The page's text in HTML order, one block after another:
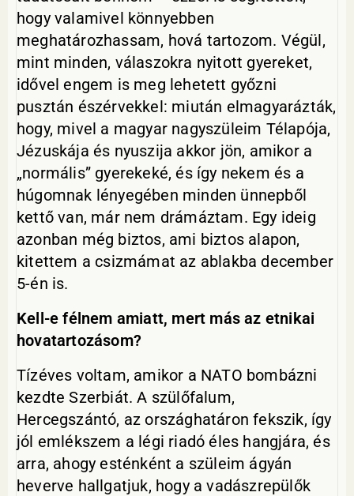
hogy valamivel könnyebben
meghatározhassam, hová tartozom. Végül,
mint minden, válaszokra nyitott gyereket,
idővel engem is meg lehetett győzni
pusztán észérvekkel: miután elmagyarázták,
hogy, mivel a magyar nagyszüleim Télapója,
Jézuskája és nyuszija akkor jön, amikor a
„normális” gyerekeké, és így nekem és a
húgomnak lényegében minden ünnepből
kettő van, már nem drámáztam. Egy ideig
azonban még biztos, ami biztos alapon,
kitettem a csizmámat az ablakba december
5-én is.
Kell-e félnem amiatt, mert más az etnikai
hovatartozásom?
Tízéves voltam, amikor a NATO bombázni
kezdte Szerbiát. A szülőfalum,
Hercegszántó, az országhatáron fekszik, így
jól emlékszem a légi riadó éles hangjára, és
arra, ahogy esténként a szüleim ágyán
heverve hallgatjuk, hogy a vadászrepülők